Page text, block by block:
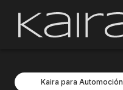
Kaira para Automoción